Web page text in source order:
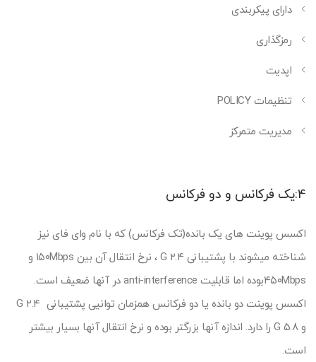
دارای پیکربندی
رمزگذاری
اپدیت
تنظیمات POLICY
مدیریت متمرکز
4:یک فرکانس و دو فرکانس
اکسس پوینت های یک بانده(تک فرکانس) که با نام وای فای نیز
شناخته میشوند با پشتیبانی ۲.۴ G ، نرخ انتقال آن بین ۱۵۰Mbps و
۴۵۰Mbpsبوده اما قابلیت anti-interference در آنها ضعیف است.
اکسس پوینت دو بانده یا دو فرکانس همزمان توانیی پشتیبانی ۲.۴ G
و ۵.۸ G را دارد. اندازه آنها بزرگتر بوده و نرخ انتقال آنها بسیار بیشتر
است.